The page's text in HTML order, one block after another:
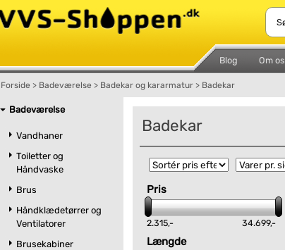
Blog Om os
Forside > Badeværelse > Badekar og kararmatur > Badekar
Badeværelse
Vandhaner
Toiletter og
Håndvaske
Brus
Håndklædetørrer og
Ventilatorer
Brusekabiner
Badekar
Pris
2.315,- 34.699,-
Længde